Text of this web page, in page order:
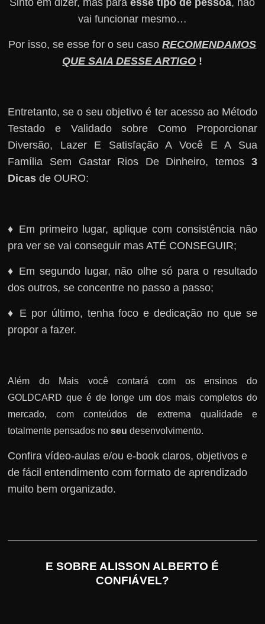
vai funcionar mesmo…
Por isso, se esse for o seu casoRECOMENDAMOS
QUE SAIA DESSE ARTIGO !
Entretanto, se o seu objetivo é ter acesso ao Método
Testado e Validado sobre Como Proporcionar
Diversão, Lazer E Satisfação A Você E A Sua
Família Sem Gastar Rios De Dinheiro, temos 3
Dicas de OURO:
♦ Em primeiro lugar, aplique com consistência não
pra ver se vai conseguir mas ATÉ CONSEGUIR;
♦ Em segundo lugar, não olhe só para o resultado
dos outros, se concentre no passo a passo;
♦ E por último, tenha foco e dedicação no que se
propor a fazer.
Além do Mais você contará com os ensinos do
GOLDCARD que é de longe um dos mais completos do
mercado, com conteúdos de extrema qualidade e
totalmente pensados noseu desenvolvimento.
Confira vídeo-aulas e/ou e-book claros, objetivos e
de fácil entendimento com formato de aprendizado
muito bem organizado.
E SOBRE ALISSON ALBERTO É
CONFIÁVEL?